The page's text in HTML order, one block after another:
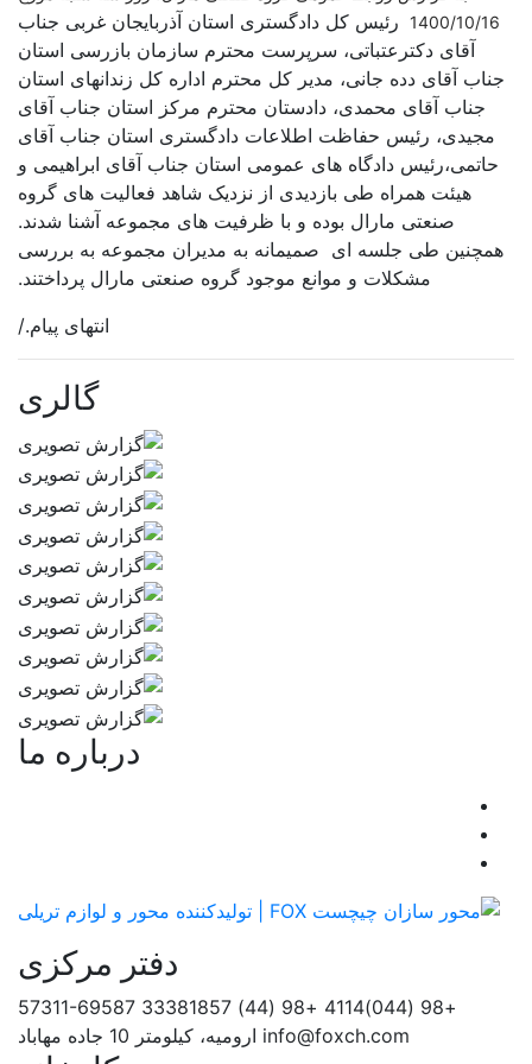
1400/10/16 رئیس کل دادگستری استان آذربایجان غربی جناب
آقای دکترعتباتی، سرپرست محترم سازمان بازرسی استان
جناب آقای دده جانی، مدیر کل محترم اداره کل زندانهای استان
جناب آقای محمدی، دادستان محترم مرکز استان جناب آقای
مجیدی، رئیس حفاظت اطلاعات دادگستری استان جناب آقای
حاتمی،رئیس دادگاه های عمومی استان جناب آقای ابراهیمی و
هیئت همراه طی بازدیدی از نزدیک شاهد فعالیت های گروه
صنعتی مارال بوده و با ظرفیت های مجموعه آشنا شدند.
همچنین طی جلسه ای صمیمانه به مدیران مجموعه به بررسی
مشکلات و موانع موجود گروه صنعتی مارال پرداختند.
انتهای پیام./
گالری
درباره ما
دفتر مرکزی
+98 (044)4114
+98 (44) 33381857
57311-69587
info@foxch.com ارومیه، کیلومتر 10 جاده مهاباد